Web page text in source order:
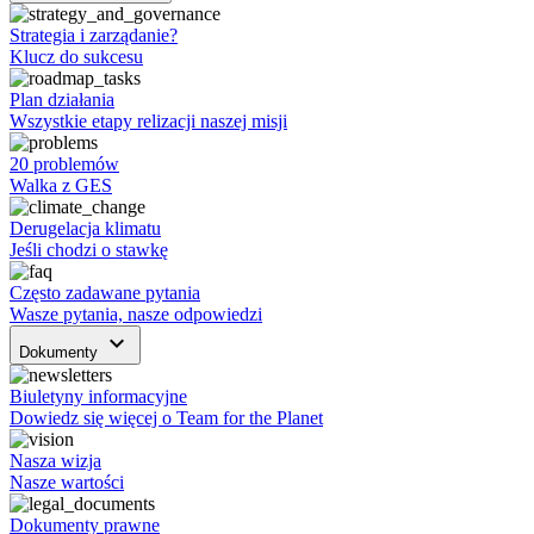
Strategia i zarządanie?
Klucz do sukcesu
Plan działania
Wszystkie etapy relizacji naszej misji
20 problemów
Walka z GES
Derugelacja klimatu
Jeśli chodzi o stawkę
Często zadawane pytania
Wasze pytania, nasze odpowiedzi
Dokumenty keyboard_arrow_down
Biuletyny informacyjne
Dowiedz się więcej o Team for the Planet
Nasza wizja
Nasze wartości
Dokumenty prawne